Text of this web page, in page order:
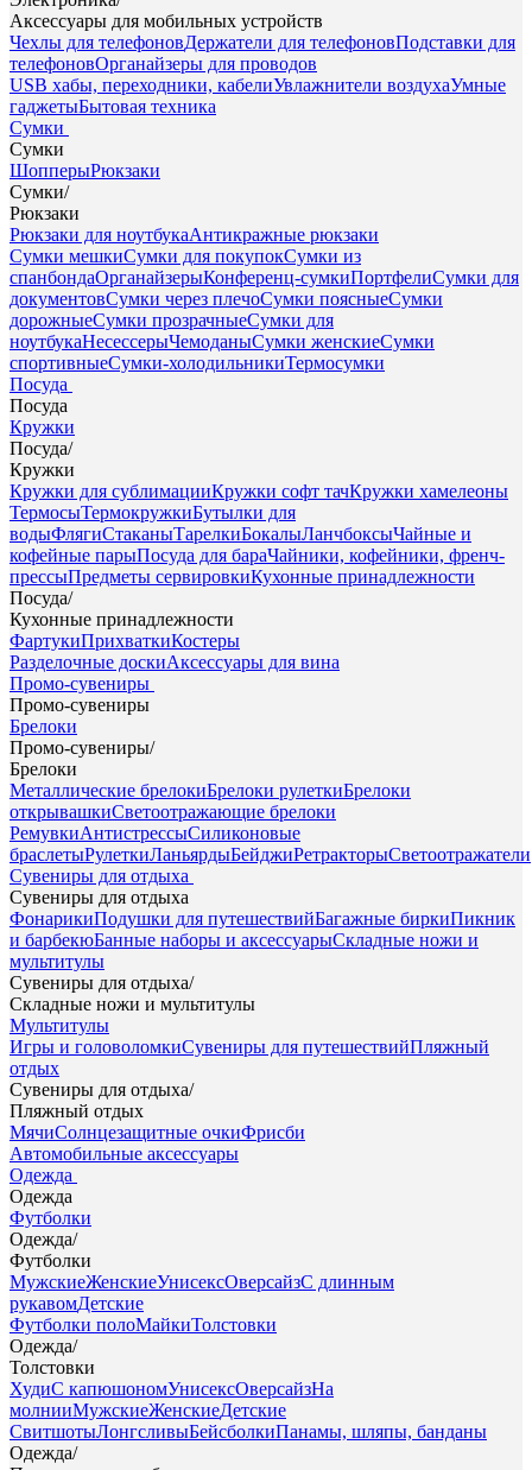
Аксессуары для мобильных устройств
Чехлы для телефоновДержатели для телефоновПодставки для
телефоновОрганайзеры для проводов
USB хабы, переходники, кабелиУвлажнители воздухаУмные
гаджетыБытовая техника
Сумки
Сумки
ШопперыРюкзаки
Сумки/
Рюкзаки
Рюкзаки для ноутбукаАнтикражные рюкзаки
Сумки мешкиСумки для покупокСумки из
спанбондаОрганайзерыКонференц-сумкиПортфелиСумки для
документовСумки через плечоСумки поясныеСумки
дорожныеСумки прозрачныеСумки для
ноутбукаНесессерыЧемоданыСумки женскиеСумки
спортивныеСумки-холодильникиТермосумки
Посуда
Посуда
Кружки
Посуда/
Кружки
Кружки для сублимацииКружки софт тачКружки хамелеоны
ТермосыТермокружкиБутылки для
водыФлягиСтаканыТарелкиБокалыЛанчбоксыЧайные и
кофейные парыПосуда для бараЧайники, кофейники, френч-
прессыПредметы сервировкиКухонные принадлежности
Посуда/
Кухонные принадлежности
ФартукиПрихваткиКостеры
Разделочные доскиАксессуары для вина
Промо-сувениры
Промо-сувениры
Брелоки
Промо-сувениры/
Брелоки
Металлические брелокиБрелоки рулеткиБрелоки
открывашкиСветоотражающие брелоки
РемувкиАнтистрессыСиликоновые
браслетыРулеткиЛаньярдыБейджиРетракторыСветоотражатели
Сувениры для отдыха
Сувениры для отдыха
ФонарикиПодушки для путешествийБагажные биркиПикник
и барбекюБанные наборы и аксессуарыСкладные ножи и
мультитулы
Сувениры для отдыха/
Складные ножи и мультитулы
Мультитулы
Игры и головоломкиСувениры для путешествийПляжный
отдых
Сувениры для отдыха/
Пляжный отдых
МячиСолнцезащитные очкиФрисби
Автомобильные аксессуары
Одежда
Одежда
Футболки
Одежда/
Футболки
МужскиеЖенскиеУнисексОверсайзС длинным
рукавомДетские
Футболки полоМайкиТолстовки
Одежда/
Толстовки
ХудиС капюшономУнисексОверсайзНа
молнииМужскиеЖенскиеДетские
СвитшотыЛонгсливыБейсболкиПанамы, шляпы, банданы
Одежда/